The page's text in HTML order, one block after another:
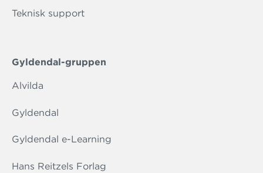
Teknisk support
Gyldendal-gruppen
Alvilda
Gyldendal
Gyldendal e-Learning
Hans Reitzels Forlag